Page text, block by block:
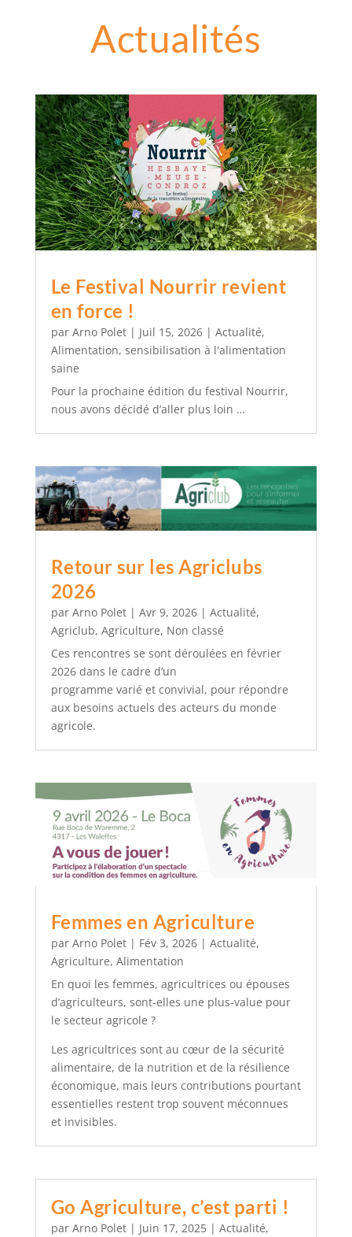
Actualités
Le Festival Nourrir revient
en force !
par Arno Polet| Juil 15, 2026| Actualité,
Alimentation, sensibilisation à l'alimentation
saine
Pour la prochaine édition du festival Nourrir,
nous avons décidé d’aller plus loin …
Retour sur les Agriclubs
2026
par Arno Polet| Avr 9, 2026| Actualité,
Agriclub, Agriculture, Non classé
Ces rencontres se sont déroulées en février
2026 dans le cadre d’un
programme varié et convivial, pour répondre
aux besoins actuels des acteurs du monde
agricole.
Femmes en Agriculture
par Arno Polet| Fév 3, 2026| Actualité,
Agriculture, Alimentation
En quoi les femmes, agricultrices ou épouses
d’agriculteurs, sont-elles une plus-value pour
le secteur agricole ?
Les agricultrices sont au cœur de la sécurité
alimentaire, de la nutrition et de la résilience
économique, mais leurs contributions pourtant
essentielles restent trop souvent méconnues
et invisibles.
Go Agriculture, c’est parti !
par Arno Polet| Juin 17, 2025| Actualité,